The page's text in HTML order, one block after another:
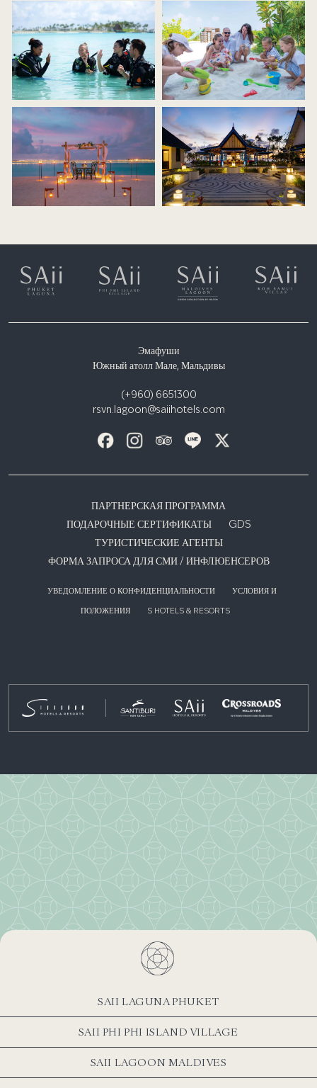
Эмафуши
Южный атолл Мале, Мальдивы
(+960) 6651300
rsvn.lagoon@saiihotels.com
ПАРТНЕРСКАЯ ПРОГРАММА
ПОДАРОЧНЫЕ СЕРТИФИКАТЫ
GDS
ТУРИСТИЧЕСКИЕ АГЕНТЫ
ФОРМА ЗАПРОСА ДЛЯ СМИ / ИНФЛЮЕНСЕРОВ
УВЕДОМЛЕНИЕ О КОНФИДЕНЦИАЛЬНОСТИ УСЛОВИЯ И
ПОЛОЖЕНИЯ S HOTELS & RESORTS
SAII LAGUNA PHUKET
SAII PHI PHI ISLAND VILLAGE
SAII LAGOON MALDIVES